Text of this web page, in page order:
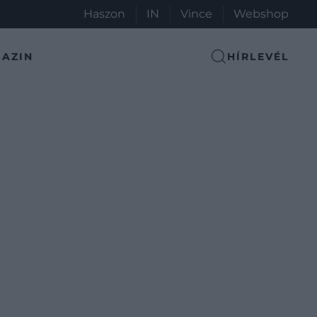
Haszon IN Vince Webshop
HÍRLEVÉL